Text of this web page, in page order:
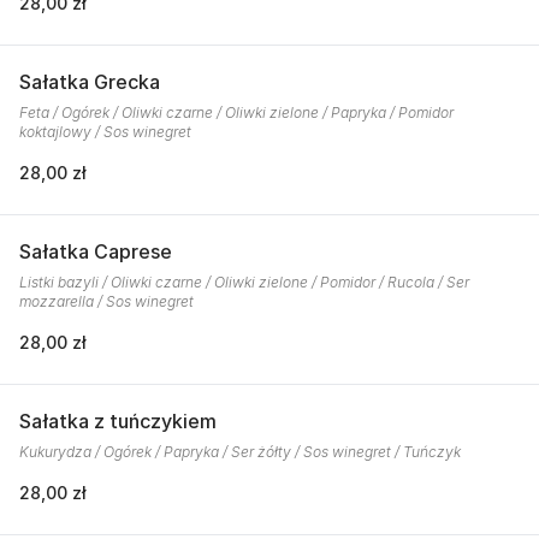
Sałatka Grecka
Feta / Ogórek / Oliwki czarne / Oliwki zielone / Papryka / Pomidor
koktajlowy / Sos winegret
28,00 zł
Sałatka Caprese
Listki bazyli / Oliwki czarne / Oliwki zielone / Pomidor / Rucola / Ser
mozzarella / Sos winegret
28,00 zł
Sałatka z tuńczykiem
Kukurydza / Ogórek / Papryka / Ser żółty / Sos winegret / Tuńczyk
28,00 zł